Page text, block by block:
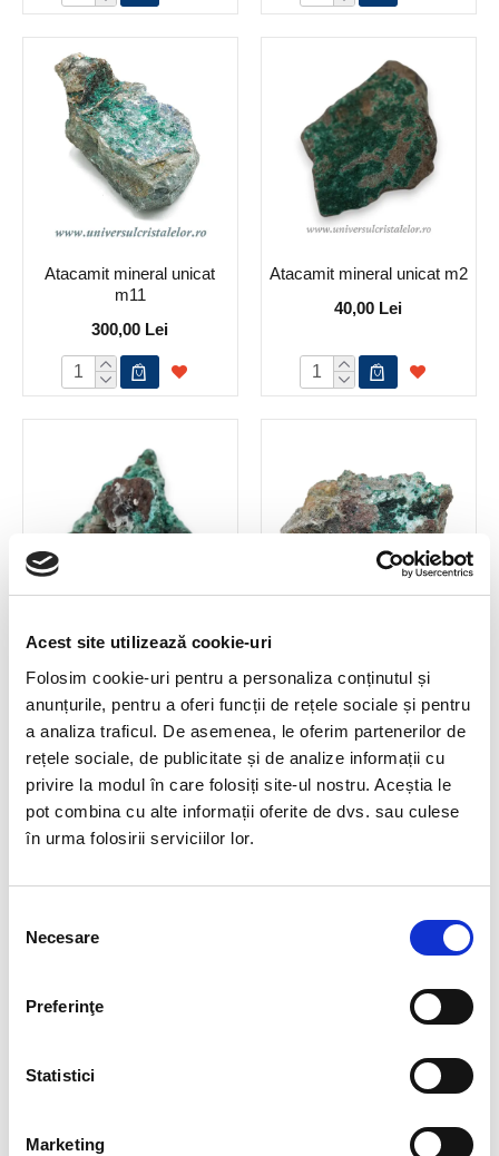
Acest site utilizează cookie-uri
Folosim cookie-uri pentru a personaliza conținutul și
anunțurile, pentru a oferi funcții de rețele sociale și pentru
a analiza traficul. De asemenea, le oferim partenerilor de
rețele sociale, de publicitate și de analize informații cu
privire la modul în care folosiți site-ul nostru. Aceștia le
pot combina cu alte informații oferite de dvs. sau culese
în urma folosirii serviciilor lor.
consimțământului
Necesare
Preferinţe
Statistici
Marketing
Atacamit mineral unicat
m11
300,00 Lei
Atacamit mineral unicat m2
40,00 Lei
30,00 Lei
40,00 Lei
Atacamit mineral unicat m5
Atacamit mineral unicat m6